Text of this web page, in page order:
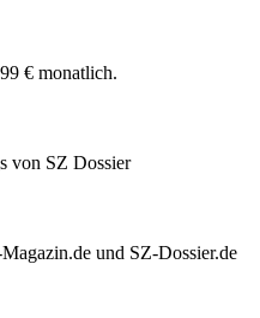
€ monatlich.
von SZ Dossier
und SZ-Dossier.de